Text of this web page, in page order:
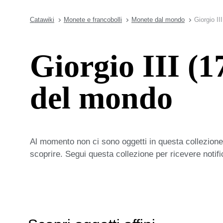
Catawiki Monete e francobolli Monete dal mondo Giorgio
Giorgio III
del mondo
Al momento non ci sono oggetti in questa
scoprire. Segui questa collezione per ricevere